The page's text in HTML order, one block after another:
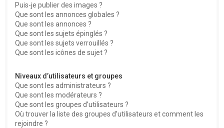
Puis-je publier des images ?
Que sont les annonces globales ?
Que sont les annonces ?
Que sont les sujets épinglés ?
Que sont les sujets verrouillés ?
Que sont les icônes de sujet ?
Niveaux d’utilisateurs et groupes
Que sont les administrateurs ?
Que sont les modérateurs ?
Que sont les groupes d’utilisateurs ?
Où trouver la liste des groupes d’utilisateurs et comment les
rejoindre ?